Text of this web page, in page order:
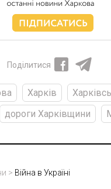
Поділитися
Харків
дороги Харківщини
> Війна в Україні